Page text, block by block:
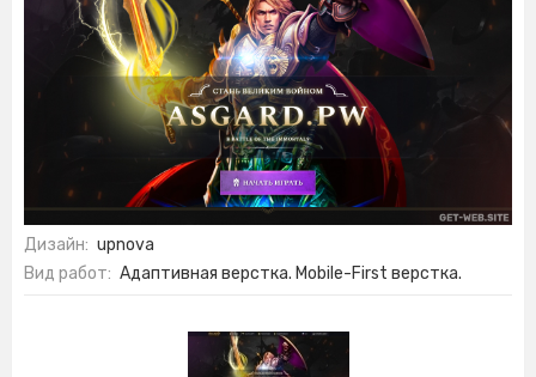
Дизайн: upnova
Вид работ: Адаптивная верстка. Mobile-First верстка.